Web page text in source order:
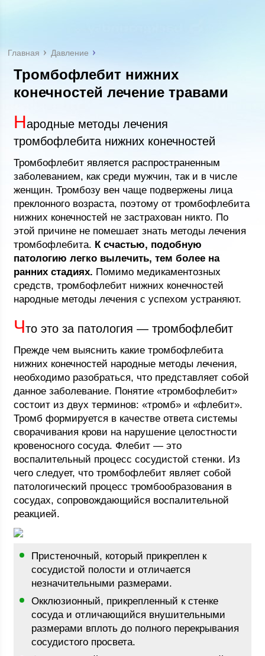
Главная Давление
Тромбофлебит нижних
конечностей лечение травами
Народные методы лечения
тромбофлебита нижних конечностей
Тромбофлебит является распространенным
заболеванием, как среди мужчин, так и в числе
женщин. Тромбозу вен чаще подвержены лица
преклонного возраста, поэтому от тромбофлебита
нижних конечностей не застрахован никто. По
этой причине не помешает знать методы лечения
тромбофлебита. К счастью, подобную
патологию легко вылечить, тем более на
ранних стадиях. Помимо медикаментозных
средств, тромбофлебит нижних конечностей
народные методы лечения с успехом устраняют.
Что это за патология — тромбофлебит
Прежде чем выяснить какие тромбофлебита
нижних конечностей народные методы лечения,
необходимо разобраться, что представляет собой
данное заболевание. Понятие «тромбофлебит»
состоит из двух терминов: «тромб» и «флебит».
Тромб формируется в качестве ответа системы
сворачивания крови на нарушение целостности
кровеносного сосуда. Флебит ― это
воспалительный процесс сосудистой стенки. Из
чего следует, что тромбофлебит являет собой
патологический процесс тромбообразования в
сосудах, сопровождающийся воспалительной
реакцией.
Пристеночный, который прикреплен к
сосудистой полости и отличается
незначительными размерами.
Окклюзионный, прикрепленный к стенке
сосуда и отличающийся внушительными
размерами вплоть до полного перекрывания
сосудистого просвета.